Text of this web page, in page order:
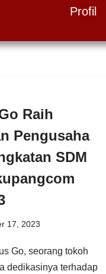
Profil
Raih
Pengusaha
SDM
17, 2023
Go, seorang tokoh
dedikasinya terhadap